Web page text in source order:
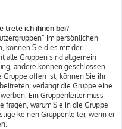
trete ich ihnen bei?
im persönlichen
können Sie dies mit der
alle Gruppen sind allgemein
andere können geschlossen
offen ist, können Sie ihr
verlangt die Gruppe eine
Ein Gruppenleiter muss
fragen, warum Sie in die Gruppe
keinen Gruppenleiter, wenn er